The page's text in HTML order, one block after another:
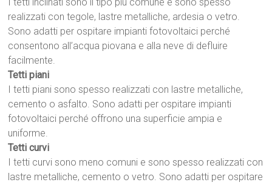
realizzati con tegole, lastre metalliche, ardesia o vetro.
Sono adatti per ospitare impianti fotovoltaici perché
consentono all’acqua piovana e alla neve di defluire
facilmente.
Tetti piani
I tetti piani sono spesso realizzati con lastre metalliche,
cemento o asfalto. Sono adatti per ospitare impianti
fotovoltaici perché offrono una superficie ampia e
uniforme.
Tetti curvi
I tetti curvi sono meno comuni e sono spesso realizzati con
lastre metalliche, cemento o vetro. Sono adatti per ospitare